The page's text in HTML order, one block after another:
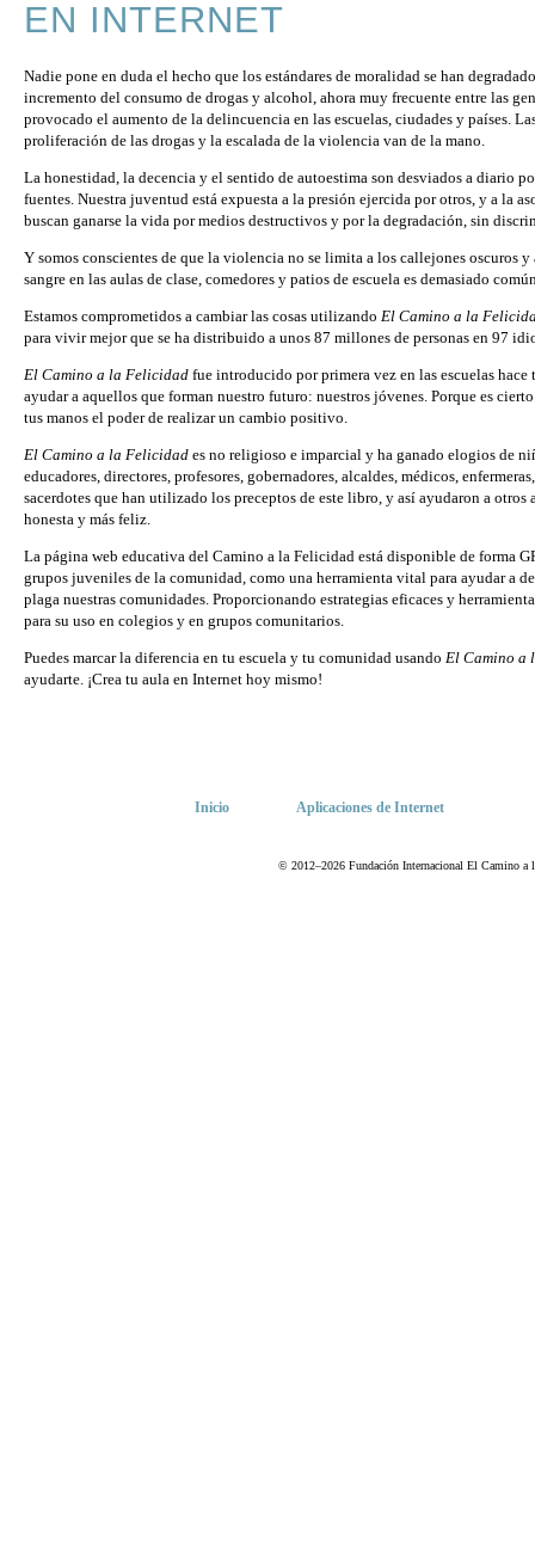
EN INTERNET
Nadie pone en duda el hecho que los estándares de moralidad se han
incremento del consumo de drogas y alcohol, ahora muy frecuente entre las
provocado el aumento de la delincuencia en las escuelas, ciudades y países.
proliferación de las drogas y la escalada de la violencia van de la mano.
La honestidad, la decencia y el sentido de autoestima son desviados a diario
fuentes. Nuestra juventud está expuesta a la presión ejercida por otros, y a la
buscan ganarse la vida por medios destructivos y por la degradación, sin
Y somos conscientes de que la violencia no se limita a los callejones oscuros y
sangre en las aulas de clase, comedores y patios de escuela es demasiado
Estamos comprometidos a cambiar las cosas utilizando El Camino a la
para vivir mejor que se ha distribuido a unos 87 millones de personas en 97
El Camino a la Felicidad fue introducido por primera vez en las escuelas hace
ayudar a aquellos que forman nuestro futuro: nuestros jóvenes. Porque es
tus manos el poder de realizar un cambio positivo.
El Camino a la Felicidad es no religioso e imparcial y ha ganado elogios de
educadores, directores, profesores, gobernadores, alcaldes, médicos,
sacerdotes que han utilizado los preceptos de este libro, y así ayudaron a otros
honesta y más feliz.
La página web educativa del Camino a la Felicidad está disponible de forma
grupos juveniles de la comunidad, como una herramienta vital para ayudar a
plaga nuestras comunidades. Proporcionando estrategias eficaces y
para su uso en colegios y en grupos comunitarios.
Puedes marcar la diferencia en tu escuela y tu comunidad usando El Camino a
ayudarte. ¡Crea tu aula en Internet hoy mismo!
Inicio Aplicaciones de Internet
© 2012–2026 Fundación Internacional El Camino a